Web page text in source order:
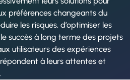
préférences changeants du
les risques, d’optimiser les
succès à long terme des projets
utilisateurs des expériences
à leurs attentes et